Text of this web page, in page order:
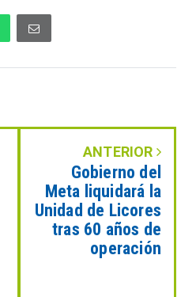
ANTERIOR
Gobierno del
Meta liquidará la
Unidad de Licores
tras 60 años de
operación